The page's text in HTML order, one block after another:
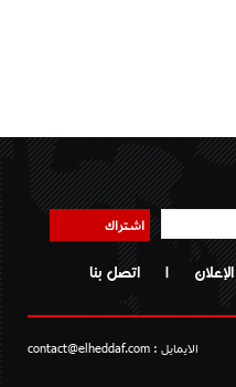
اشتراك
الإعلان | اتصل بنا
الايمايل : contact@elheddaf.com